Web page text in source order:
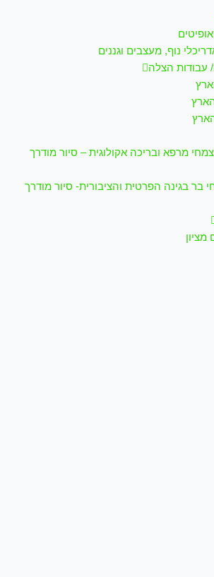
נוף, מעצבים וגננים
עבודות הצלה
מרפא ובריכה אקולוגית – סיור מודרך
בר בגינה הפרטית והציבורית- סיור מודרך
מציון